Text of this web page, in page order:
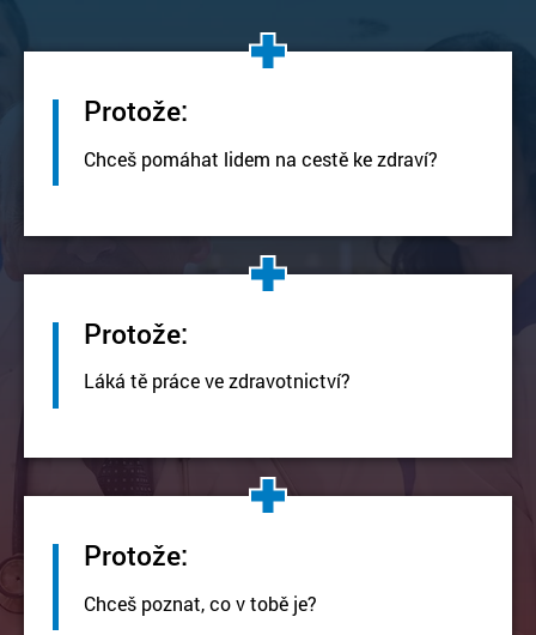
Protože:
Chceš pomáhat lidem na cestě ke zdraví?
Protože:
Láká tě práce ve zdravotnictví?
Protože:
Chceš poznat, co v tobě je?